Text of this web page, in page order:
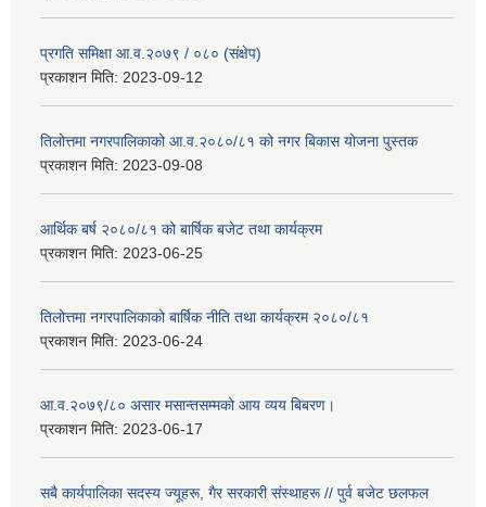
प्रगति समिक्षा आ.व.२०७९ / ०८० (संक्षेप)
प्रकाशन मिति: 2023-09-12
तिलोत्तमा नगरपालिकाको आ.व.२०८०/८१ को नगर बिकास योजना पुस्तक
प्रकाशन मिति: 2023-09-08
आर्थिक बर्ष २०८०/८१ को बार्षिक बजेट तथा कार्यक्रम
प्रकाशन मिति: 2023-06-25
तिलोत्तमा नगरपालिकाको बार्षिक नीति तथा कार्यक्रम २०८०/८१
प्रकाशन मिति: 2023-06-24
आ.व.२०७९/८० असार मसान्तसम्मको आय व्यय बिबरण।
प्रकाशन मिति: 2023-06-17
सबै कार्यपालिका सदस्य ज्यूहरू, गैर सरकारी संस्थाहरू // पुर्व बजेट छलफल